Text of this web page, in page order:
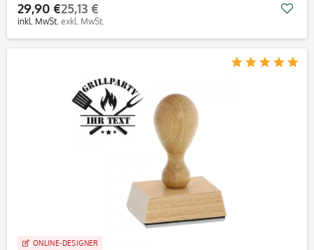
29,90 €
inkl. MwSt.
25,13 €
exkl. MwSt.
ONLINE-DESIGNER